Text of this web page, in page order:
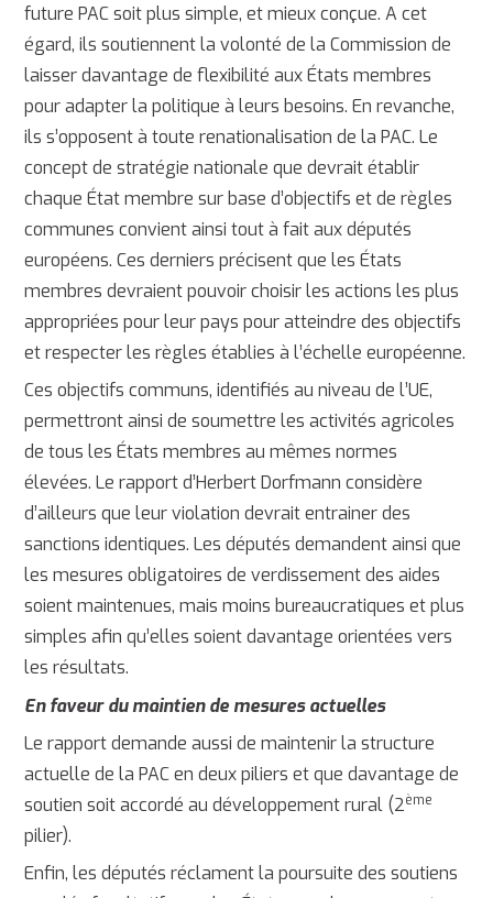
future PAC soit plus simple, et mieux conçue. A cet
égard, ils soutiennent la volonté de la Commission de
laisser davantage de flexibilité aux États membres
pour adapter la politique à leurs besoins. En revanche,
ils s’opposent à toute renationalisation de la PAC. Le
concept de stratégie nationale que devrait établir
chaque État membre sur base d’objectifs et de règles
communes convient ainsi tout à fait aux députés
européens. Ces derniers précisent que les États
membres devraient pouvoir choisir les actions les plus
appropriées pour leur pays pour atteindre des objectifs
et respecter les règles établies à l’échelle européenne.
Ces objectifs communs, identifiés au niveau de l’UE,
permettront ainsi de soumettre les activités agricoles
de tous les États membres au mêmes normes
élevées. Le rapport d’Herbert Dorfmann considère
d’ailleurs que leur violation devrait entrainer des
sanctions identiques. Les députés demandent ainsi que
les mesures obligatoires de verdissement des aides
soient maintenues, mais moins bureaucratiques et plus
simples afin qu’elles soient davantage orientées vers
les résultats.
En faveur du maintien de mesures actuelles
Le rapport demande aussi de maintenir la structure
actuelle de la PAC en deux piliers et que davantage de
soutien soit accordé au développement rural (2ème
pilier).
Enfin, les députés réclament la poursuite des soutiens